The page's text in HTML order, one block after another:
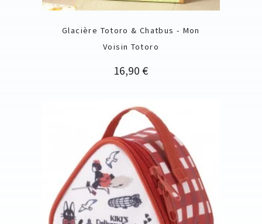
Glacière Totoro & Chatbus - Mon
Voisin Totoro
Prix
16,90 €